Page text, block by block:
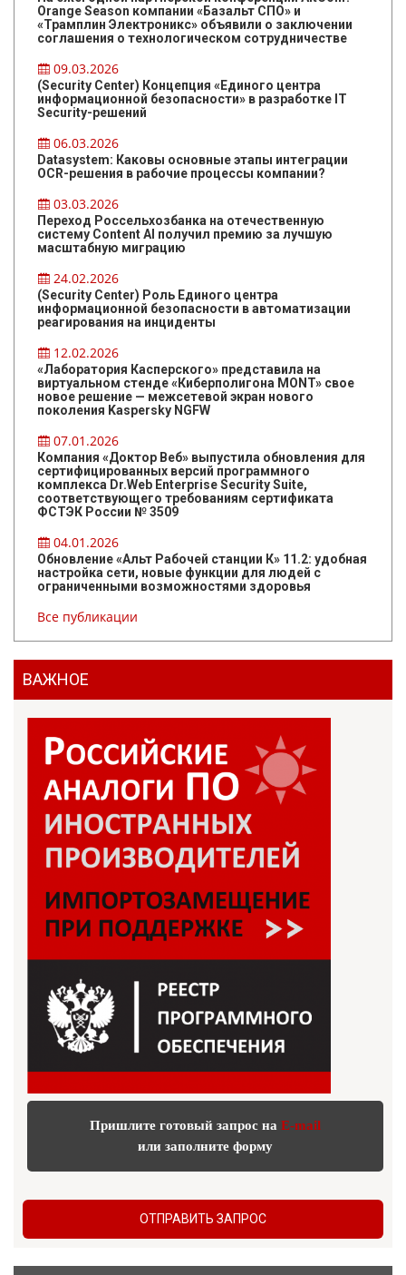
Orange Season компании «Базальт СПО» и
«Трамплин Электроникс» объявили о заключении
соглашения о технологическом сотрудничестве
09.03.2026
(Security Center) Концепция «Единого центра
информационной безопасности» в разработке IT
Security-решений
06.03.2026
Datasystem: Каковы основные этапы интеграции
OCR-решения в рабочие процессы компании?
03.03.2026
Переход Россельхозбанка на отечественную
систему Content AI получил премию за лучшую
масштабную миграцию
24.02.2026
(Security Center) Роль Единого центра
информационной безопасности в автоматизации
реагирования на инциденты
12.02.2026
«Лаборатория Касперского» представила на
виртуальном стенде «Киберполигона MONT» свое
новое решение — межсетевой экран нового
поколения Kaspersky NGFW
07.01.2026
Компания «Доктор Веб» выпустила обновления для
сертифицированных версий программного
комплекса Dr.Web Enterprise Security Suite,
соответствующего требованиям сертификата
ФСТЭК России № 3509
04.01.2026
Обновление «Альт Рабочей станции К» 11.2: удобная
настройка сети, новые функции для людей с
ограниченными возможностями здоровья
Все публикации
ВАЖНОЕ
Пришлите готовый запрос на E-mail
или заполните форму
ОТПРАВИТЬ ЗАПРОС